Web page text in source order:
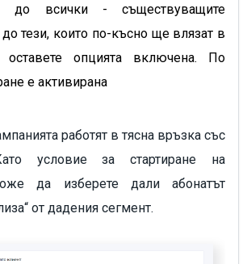
до всички - съществуващите
тези, които по-късно ще влязат в
оставете опцията включена. По
е активирана
работят в тясна връзка със
условие за стартиране на
да изберете дали абонатът
от дадения сегмент.